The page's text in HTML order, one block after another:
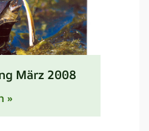
März 2008
»